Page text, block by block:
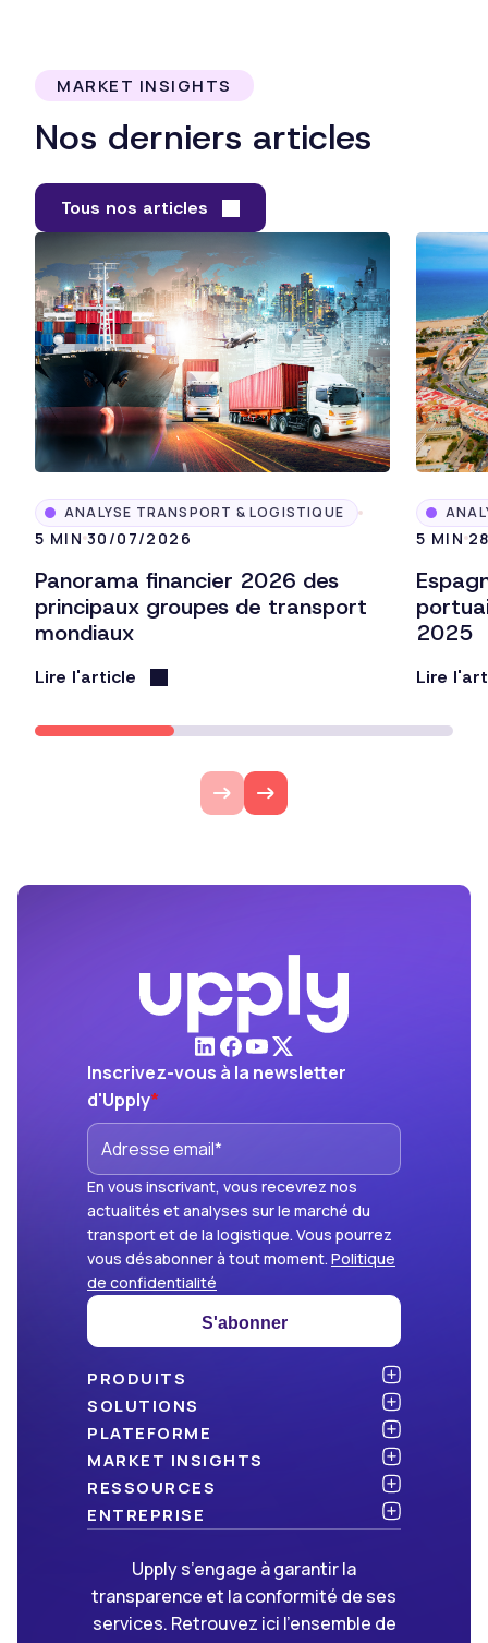
MARKET INSIGHTS
Nos derniers articles
Tous nos articles
ANALYSE TRANSPORT & LOGISTIQUE
5 MIN 30/07/2026
Panorama financier 2026 des
principaux groupes de transport
mondiaux
Lire l'article
5 MIN
2025
Lire
Inscrivez-vous à la newsletter
d'Upply*
En vous inscrivant, vous recevrez nos
actualités et analyses sur le marché du
transport et de la logistique. Vous pourrez
vous désabonner à tout moment. Politique
de confidentialité
S'abonner
PRODUITS
Atlas
NOUVEAU
Benchmark
Dashboard
Data Hub
NOUVEAU
Freight Management
Market Insights
SOLUTIONS
Chargeurs
Cabinets de conseil
Transporteurs et commissionnaires
PLATEFORME
API & intégration
Sécurité
Open data
MARKET INSIGHTS
Articles
Livres blancs
RESSOURCES
Blog
Événements & webinaires
Méthodologies
FAQ
ENTREPRISE
Nous rejoindre
ON RECRUTE !
Partenaires
Presse
Upply s’engage à garantir la
transparence et la conformité de ses
services. Retrouvez ici l’ensemble de